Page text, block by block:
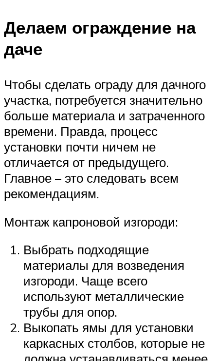
Делаем ограждение на
даче
Чтобы сделать ограду для дачного
участка, потребуется значительно
больше материала и затраченного
времени. Правда, процесс
установки почти ничем не
отличается от предыдущего.
Главное – это следовать всем
рекомендациям.
Монтаж капроновой изгороди:
Выбрать подходящие
материалы для возведения
изгороди. Чаще всего
используют металлические
трубы для опор.
Выкопать ямы для установки
каркасных столбов, которые не